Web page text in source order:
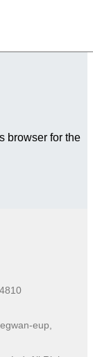
browser for the
eup,